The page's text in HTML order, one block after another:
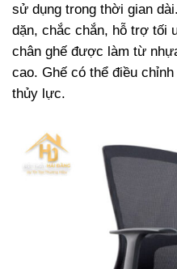
sử dụng trong thời gian
dặn, chắc chắn, hỗ trợ tối
chân ghế được làm từ
cao. Ghế có thể điều
thủy lực.